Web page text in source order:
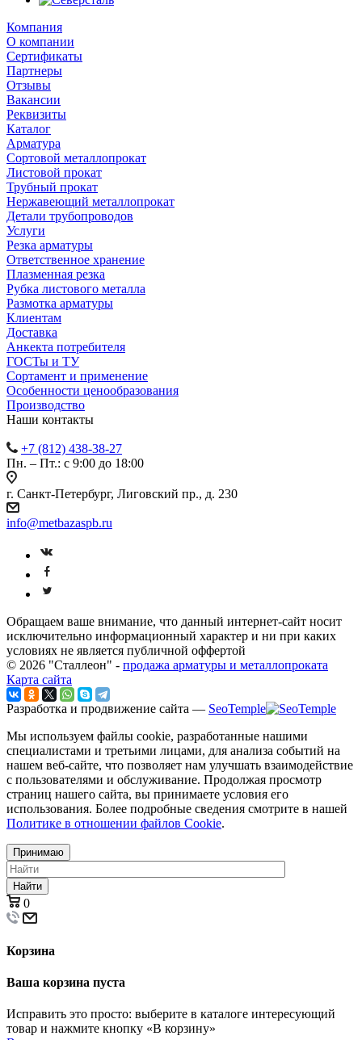
Компания
О компании
Сертификаты
Партнеры
Отзывы
Вакансии
Реквизиты
Каталог
Арматура
Сортовой металлопрокат
Листовой прокат
Трубный прокат
Нержавеющий металлопрокат
Детали трубопроводов
Услуги
Резка арматуры
Ответственное хранение
Плазменная резка
Рубка листового металла
Размотка арматуры
Клиентам
Доставка
Анкекта потребителя
ГОСТы и ТУ
Сортамент и применение
Особенности ценообразования
Производство
Наши контакты
+7 (812) 438-38-27
Пн. – Пт.: с 9:00 до 18:00
г. Санкт-Петербург, Лиговский пр., д. 230
info@metbazaspb.ru
Обращаем ваше внимание, что данный интернет-сайт носит
исключительно информационный характер и ни при каких
условиях не является публичной оффертой
© 2026 "Сталлеон" - продажа арматуры и металлопроката
Карта сайта
Разработка и продвижение сайта — SeoTemple
Мы используем файлы cookie, разработанные нашими
специалистами и третьими лицами, для анализа событий на
нашем веб-сайте, что позволяет нам улучшать взаимодействие
с пользователями и обслуживание. Продолжая просмотр
страниц нашего сайта, вы принимаете условия его
использования. Более подробные сведения смотрите в нашей
Политике в отношении файлов Cookie.
Принимаю
Найти
0
Корзина
Ваша корзина пуста
Исправить это просто: выберите в каталоге интересующий
товар и нажмите кнопку «В корзину»